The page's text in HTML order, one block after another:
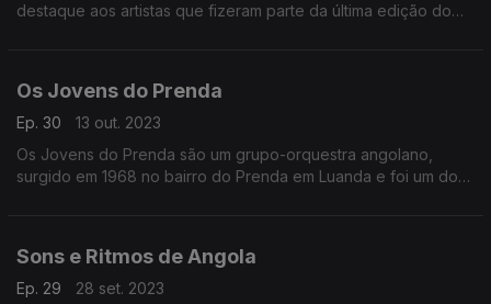
destaque aos artistas que fizeram parte da última edição do
Os Jovens do Prenda
Ep. 30
13 out. 2023
Os Jovens do Prenda são um grupo-orquestra angolano,
surgido em 1968 no bairro do Prenda em Luanda e foi um dos
Sons e Ritmos de Angola
Ep. 29
28 set. 2023